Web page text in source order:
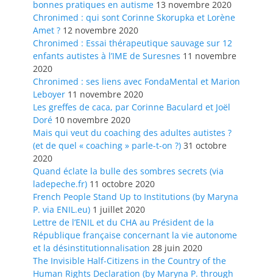
bonnes pratiques en autisme 13 novembre 2020
Chronimed : qui sont Corinne Skorupka et Lorène
Amet ? 12 novembre 2020
Chronimed : Essai thérapeutique sauvage sur 12
enfants autistes à l’IME de Suresnes 11 novembre
2020
Chronimed : ses liens avec FondaMental et Marion
Leboyer 11 novembre 2020
Les greffes de caca, par Corinne Baculard et Joël
Doré 10 novembre 2020
Mais qui veut du coaching des adultes autistes ?
(et de quel « coaching » parle-t-on ?) 31 octobre
2020
Quand éclate la bulle des sombres secrets (via
ladepeche.fr) 11 octobre 2020
French People Stand Up to Institutions (by Maryna
P. via ENIL.eu) 1 juillet 2020
Lettre de l’ENIL et du CHA au Président de la
République française concernant la vie autonome
et la désinstitutionnalisation 28 juin 2020
The Invisible Half-Citizens in the Country of the
Human Rights Declaration (by Maryna P. through